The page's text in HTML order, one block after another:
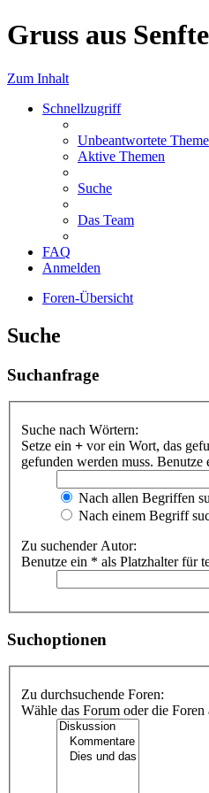
Gruss aus
Zum Inhalt
Schnellzugriff
Unbeantwortete
Aktive Themen
Suche
Das Team
FAQ
Anmelden
Foren-Übersicht
Suche
Suchanfrage
Suche nach Wörtern:
Setze ein + vor ein Wort, das
gefunden werden muss.
Nach allen Begriffen
Nach einem Begriff
Zu suchender Autor:
Benutze ein * als Platzhalter für
Suchoptionen
Zu durchsuchende Foren:
Wähle das Forum oder die